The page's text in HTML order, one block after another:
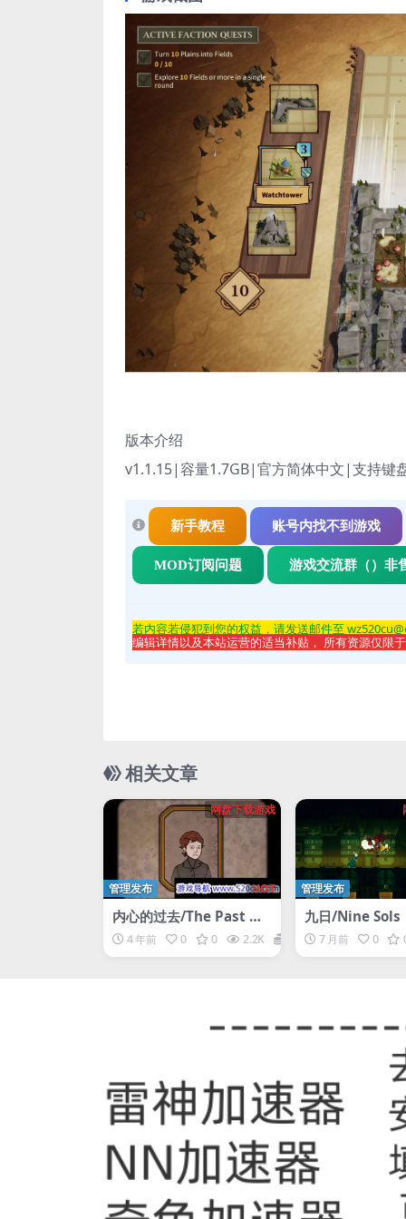
版本介绍
v1.1.15|容量1.7GB|官方简体中文|支持键
新手教程 账号内找不到游戏
MOD订阅问题 游戏交流群（）非
若内容若侵犯到您的权益，请发送邮件至
编辑详情以及本站运营的适当补贴， 所有资源仅限
相关文章
网盘下载游戏
HOT
管理发布
内心的过去/The Past Wi
thin4 年前 0 0 2.2K
管理发布
九日/Nine Sols
7 月前 0